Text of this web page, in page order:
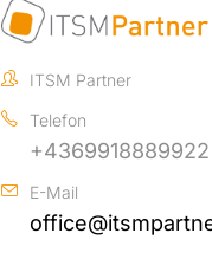
ITSM Partner
Telefon
+4369918889922
E-Mail